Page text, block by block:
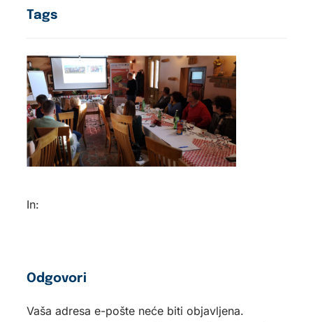
Tags
In:
Odgovori
Vaša adresa e-pošte neće biti objavljena.